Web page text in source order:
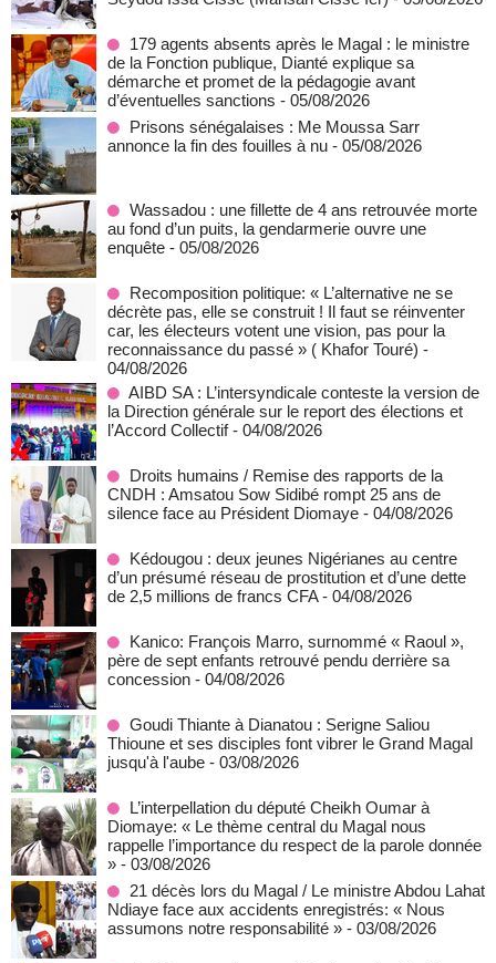
179 agents absents après le Magal : le ministre
de la Fonction publique, Dianté explique sa
démarche et promet de la pédagogie avant
d’éventuelles sanctions - 05/08/2026
Prisons sénégalaises : Me Moussa Sarr
annonce la fin des fouilles à nu - 05/08/2026
Wassadou : une fillette de 4 ans retrouvée morte
au fond d’un puits, la gendarmerie ouvre une
enquête - 05/08/2026
Recomposition politique: « L’alternative ne se
décrète pas, elle se construit ! Il faut se réinventer
car, les électeurs votent une vision, pas pour la
reconnaissance du passé » ( Khafor Touré) -
04/08/2026
AIBD SA : L’intersyndicale conteste la version de
la Direction générale sur le report des élections et
l’Accord Collectif - 04/08/2026
Droits humains / Remise des rapports de la
CNDH : Amsatou Sow Sidibé rompt 25 ans de
silence face au Président Diomaye - 04/08/2026
Kédougou : deux jeunes Nigérianes au centre
d’un présumé réseau de prostitution et d’une dette
de 2,5 millions de francs CFA - 04/08/2026
Kanico: François Marro, surnommé « Raoul »,
père de sept enfants retrouvé pendu derrière sa
concession - 04/08/2026
Goudi Thiante à Dianatou : Serigne Saliou
Thioune et ses disciples font vibrer le Grand Magal
jusqu'à l'aube - 03/08/2026
L’interpellation du député Cheikh Oumar à
Diomaye: « Le thème central du Magal nous
rappelle l’importance du respect de la parole donnée
» - 03/08/2026
21 décès lors du Magal / Le ministre Abdou Lahat
Ndiaye face aux accidents enregistrés: « Nous
assumons notre responsabilité » - 03/08/2026